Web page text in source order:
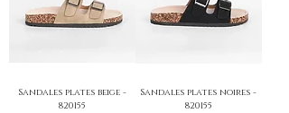
Sandales plates beige -
820155
Sandales plates noires -
820155